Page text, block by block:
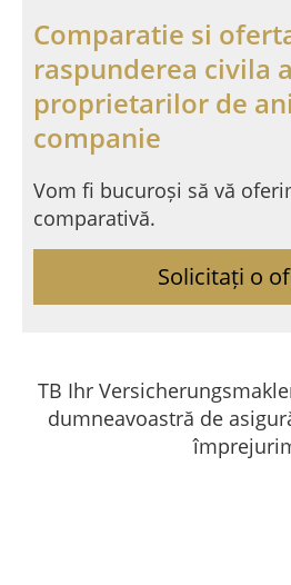
Comparatie si
raspunderea civila a
proprietarilor de
companie
Vom fi bucuroși să vă
comparativă.
Solicitați o
TB Ihr
dumneavoastră de